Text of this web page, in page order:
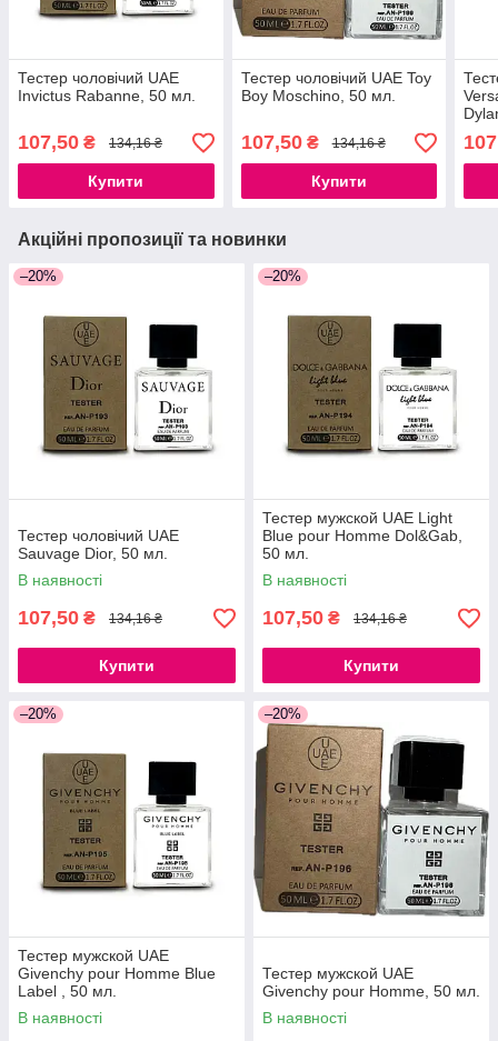
Тестер чоловічий UAE
Invictus Rabanne, 50 мл.
107,50 ₴ 134,16 ₴
Купити
Тестер чоловічий UAE Toy
Boy Moschino, 50 мл.
107,50₴ 134,16 ₴
Купити
Акційні пропозиції та новинки
–20%
Тестер чоловічий UAE
Sauvage Dior, 50 мл.
В наявності
107,50 ₴ 134,16 ₴
Купити
–20%
Тестер мужской UAE Light
Blue pour Homme Dol&Gab,
50 мл.
В наявності
107,50 ₴ 134,16 ₴
Купити
–20%
Тестер мужской UAE
Givenchy pour Homme Blue
Label , 50 мл.
В наявності
–20%
Тестер мужской UAE
Givenchy pour Homme, 50 мл.
В наявності